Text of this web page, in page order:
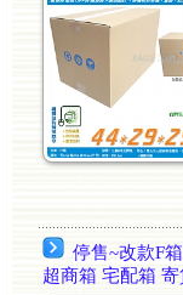
停售~改款F
超商箱 宅配箱